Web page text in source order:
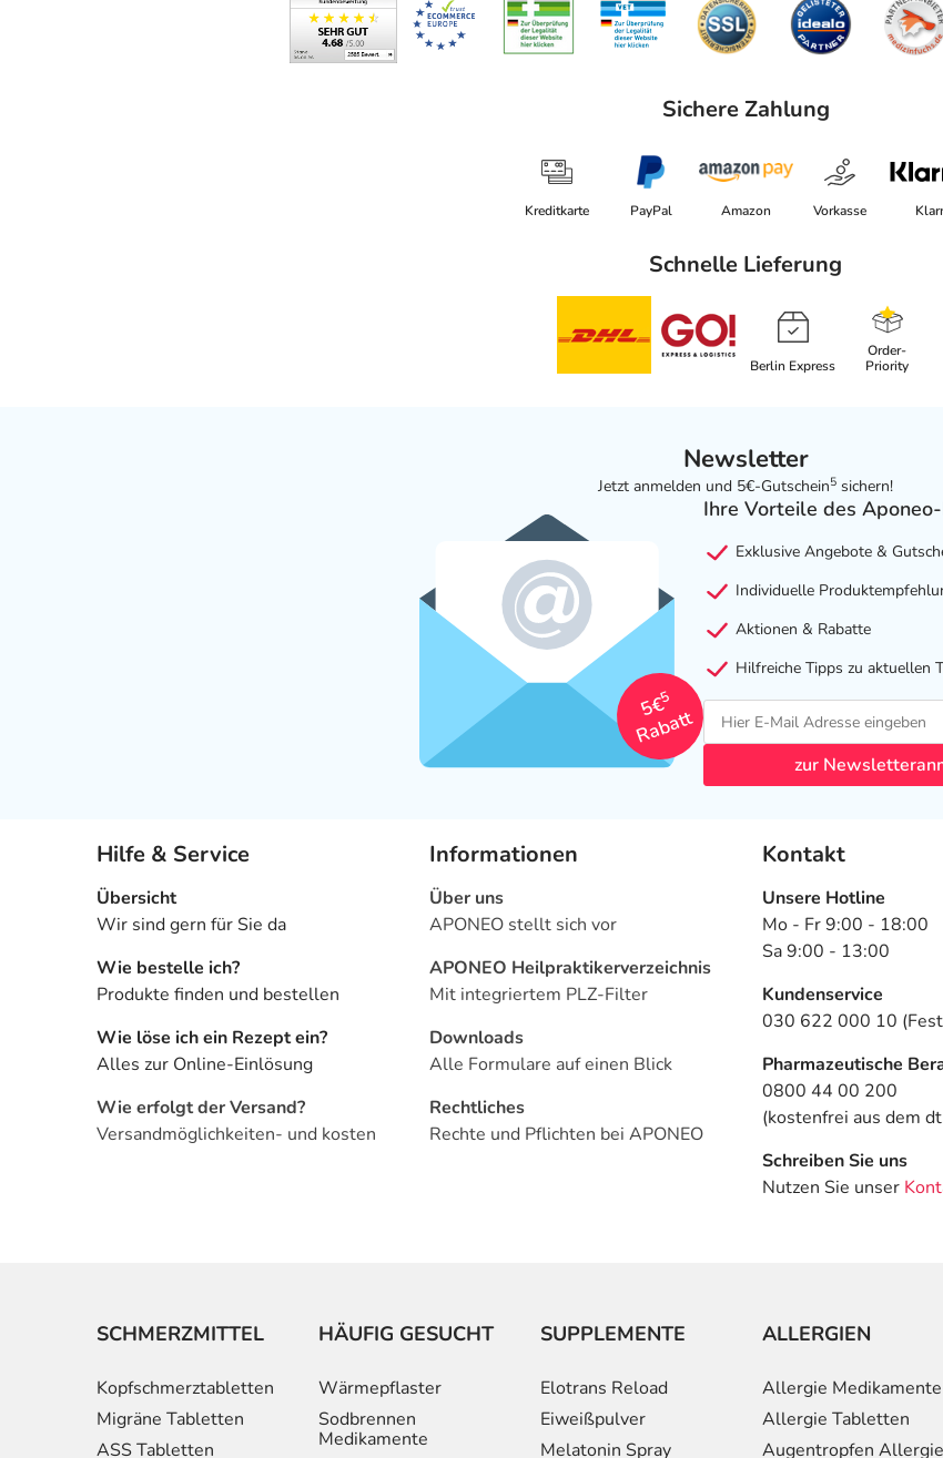
Sichere Zahlung
Kreditkarte PayPal Amazon Vorkasse
Schnelle Lieferung
Berlin Express
Order-
Priority
Newsletter
Jetzt anmelden und 5€-Gutschein5 sichern!
5€
5
Rabatt
Ihre Vorteile des
Exklusive Angebote &
Individuelle
Aktionen & Rabatte
Hilfreiche Tipps zu aktuellen
zur
Hilfe & Service
Übersicht
Wir sind gern für Sie da
Wie bestelle ich?
Produkte finden und bestellen
Wie löse ich ein Rezept ein?
Alles zur Online-Einlösung
Wie erfolgt der Versand?
Versandmöglichkeiten- und kosten
Informationen
Über uns
APONEO stellt sich vor
APONEO Heilpraktikerverzeichnis
Mit integriertem PLZ-Filter
Downloads
Alle Formulare auf einen Blick
Rechtliches
Rechte und Pflichten bei APONEO
Kontakt
Unsere Hotline
Mo - Fr 9:00 - 18:00
Sa 9:00 - 13:00
Kundenservice
030 622 000 10
Pharmazeutische
0800 44 00 200
(kostenfrei aus dem
Schreiben Sie uns
Nutzen Sie unser
SCHMERZMITTEL
Kopfschmerztabletten
Migräne Tabletten
ASS Tabletten
HÄUFIG GESUCHT
Wärmepflaster
Sodbrennen
Medikamente
SUPPLEMENTE
Elotrans Reload
Eiweißpulver
Melatonin Spray
ALLERGIEN
Allergie Medikamente
Allergie Tabletten
Augentropfen Allergie